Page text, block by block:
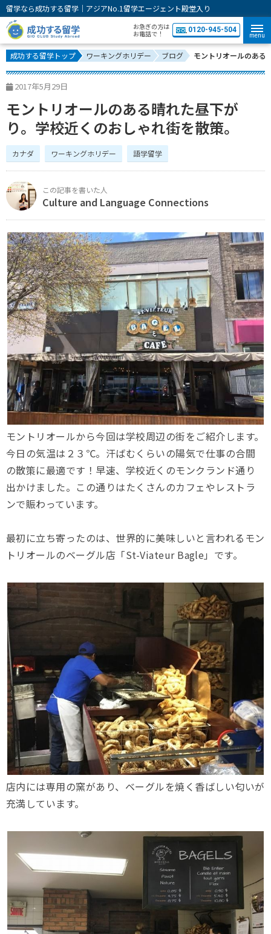
留学なら成功する留学｜アジアNo.1留学エージェント殿堂入り
お急ぎの方は
お電話で！
0120-945-504
menu
成功する留学トップ ワーキングホリデー ブログ モントリオールのある
2017年5月29日
モントリオールのある晴れた昼下が
り。学校近くのおしゃれ街を散策。
カナダ ワーキングホリデー 語学留学
Culture and Language Connections
モントリオールから今回は学校周辺の街をご紹介します。
今日の気温は２３℃。汗ばむくらいの陽気で仕事の合間
の散策に最適です！早速、学校近くのモンクランド通り
出かけました。この通りはたくさんのカフェやレストラ
ンで賑わっています。
最初に立ち寄ったのは、世界的に美味しいと言われるモン
トリオールのベーグル店「St-Viateur Bagle」です。
店内には専用の窯があり、ベーグルを焼く香ばしい匂いが
充満しています。